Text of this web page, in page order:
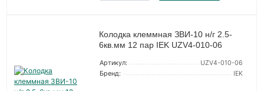
Колодка клеммная ЗВИ-10 н/г 2.5-
6кв.мм 12 пар IEK UZV4-010-06
Артикул:
UZV4-010-06
Бренд:
IEK